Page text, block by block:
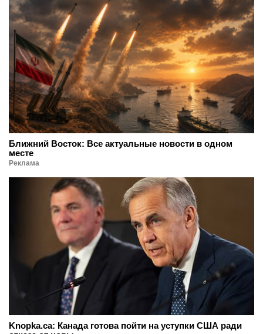
Ближний Восток: Все актуальные новости в одном
месте
Реклама
Knopka.ca: Канада готова пойти на уступки США ради